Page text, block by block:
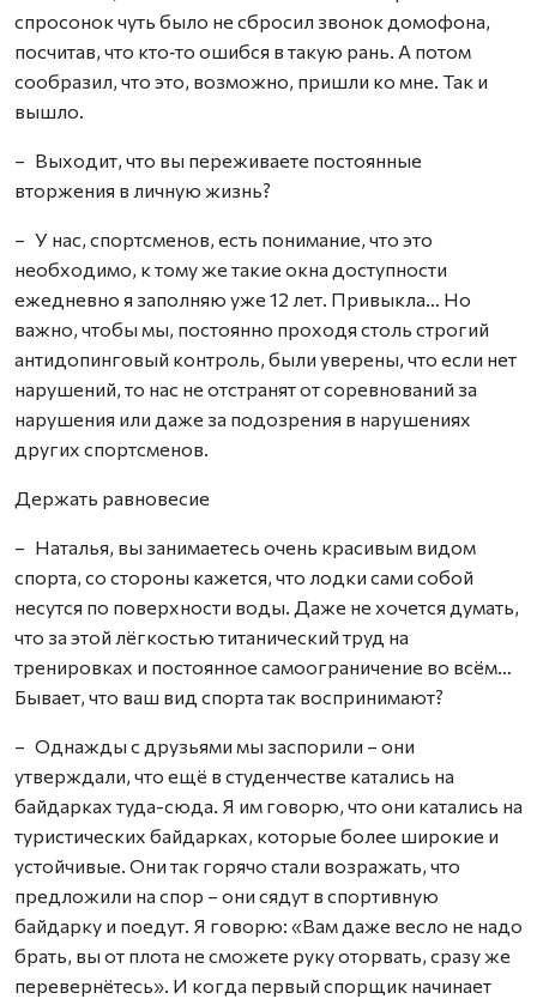
спросонок чуть было не сбросил звонок домофона,
посчитав, что кто‑то ошибся в такую рань. А потом
сообразил, что это, возможно, пришли ко мне. Так и
вышло.
– Выходит, что вы переживаете постоянные
вторжения в личную жизнь?
– У нас, спортсменов, есть понимание, что это
необходимо, к тому же такие окна доступности
ежедневно я заполняю уже 12 лет. Привыкла… Но
важно, чтобы мы, постоянно проходя столь строгий
антидопинговый контроль, были уверены, что если нет
нарушений, то нас не отстранят от соревнований за
нарушения или даже за подозрения в нарушениях
других спортсменов.
Держать равновесие
– Наталья, вы занимаетесь очень красивым видом
спорта, со стороны кажется, что лодки сами собой
несутся по поверхности воды. Даже не хочется думать,
что за этой лёгкостью титанический труд на
тренировках и постоянное самоограничение во всём…
Бывает, что ваш вид спорта так воспринимают?
– Однажды с друзьями мы заспорили – они
утверждали, что ещё в студенчестве катались на
байдарках туда-сюда. Я им говорю, что они катались на
туристических байдарках, которые более широкие и
устойчивые. Они так горячо стали возражать, что
предложили на спор – они сядут в спортивную
байдарку и поедут. Я говорю: «Вам даже весло не надо
брать, вы от плота не сможете руку оторвать, сразу же
перевернётесь». И когда первый спорщик начинает